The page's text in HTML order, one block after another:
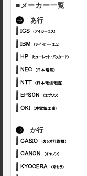
■メーカー一覧
あ行
か行